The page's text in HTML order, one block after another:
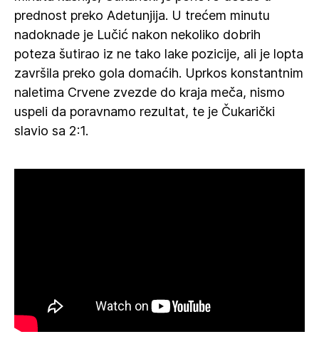
prednost preko Adetunjija. U trećem minutu
nadoknade je Lučić nakon nekoliko dobrih
poteza šutirao iz ne tako lake pozicije, ali je lopta
završila preko gola domaćih. Uprkos konstantnim
naletima Crvene zvezde do kraja meča, nismo
uspeli da poravnamo rezultat, te je Čukarički
slavio sa 2:1.